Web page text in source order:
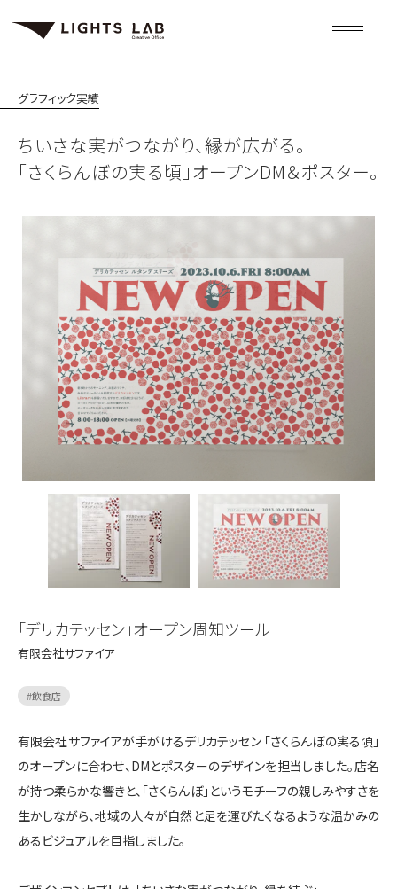
グラフィック実績
ちいさな実がつながり、縁が広がる。
「さくらんぼの実る頃」オープンDM＆ポスター。
「デリカテッセン」オープン周知ツール
有限会社サファイア
#飲食店
有限会社サファイアが手がけるデリカテッセン 「さくらんぼの実る頃」
のオープンに合わせ、DMとポスターのデザインを担当しました。店名
が持つ柔らかな響きと、「さくらんぼ」というモチーフの親しみやすさを
生かしながら、地域の人々が自然と足を運びたくなるような温かみの
あるビジュアルを目指しました。